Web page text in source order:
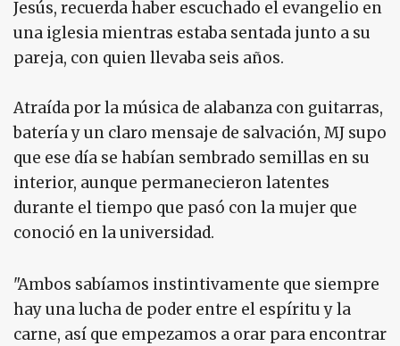
Jesús, recuerda haber escuchado el evangelio en
una iglesia mientras estaba sentada junto a su
pareja, con quien llevaba seis años.
Atraída por la música de alabanza con guitarras,
batería y un claro mensaje de salvación, MJ supo
que ese día se habían sembrado semillas en su
interior, aunque permanecieron latentes
durante el tiempo que pasó con la mujer que
conoció en la universidad.
"Ambos sabíamos instintivamente que siempre
hay una lucha de poder entre el espíritu y la
carne, así que empezamos a orar para encontrar